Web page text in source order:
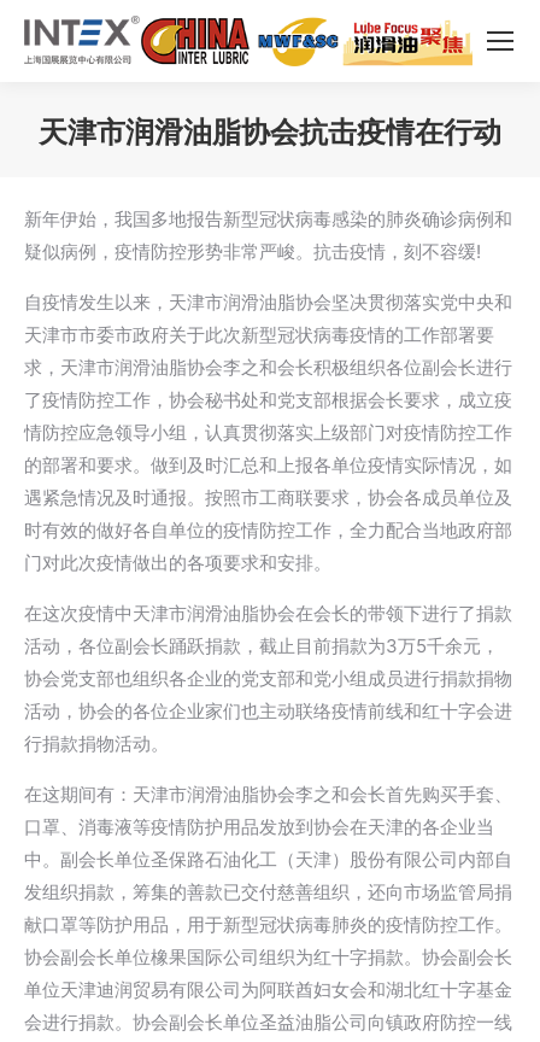
天津市润滑油脂协会抗击疫情在行动
新年伊始，我国多地报告新型冠状病毒感染的肺炎确诊病例和
疑似病例，疫情防控形势非常严峻。抗击疫情，刻不容缓!
自疫情发生以来，天津市润滑油脂协会坚决贯彻落实党中央和
天津市市委市政府关于此次新型冠状病毒疫情的工作部署要
求，天津市润滑油脂协会李之和会长积极组织各位副会长进行
了疫情防控工作，协会秘书处和党支部根据会长要求，成立疫
情防控应急领导小组，认真贯彻落实上级部门对疫情防控工作
的部署和要求。做到及时汇总和上报各单位疫情实际情况，如
遇紧急情况及时通报。按照市工商联要求，协会各成员单位及
时有效的做好各自单位的疫情防控工作，全力配合当地政府部
门对此次疫情做出的各项要求和安排。
在这次疫情中天津市润滑油脂协会在会长的带领下进行了捐款
活动，各位副会长踊跃捐款，截止目前捐款为3万5千余元，
协会党支部也组织各企业的党支部和党小组成员进行捐款捐物
活动，协会的各位企业家们也主动联络疫情前线和红十字会进
行捐款捐物活动。
在这期间有：天津市润滑油脂协会李之和会长首先购买手套、
口罩、消毒液等疫情防护用品发放到协会在天津的各企业当
中。副会长单位圣保路石油化工（天津）股份有限公司内部自
发组织捐款，筹集的善款已交付慈善组织，还向市场监管局捐
献口罩等防护用品，用于新型冠状病毒肺炎的疫情防控工作。
协会副会长单位橡果国际公司组织为红十字捐款。协会副会长
单位天津迪润贸易有限公司为阿联酋妇女会和湖北红十字基金
会进行捐款。协会副会长单位圣益油脂公司向镇政府防控一线